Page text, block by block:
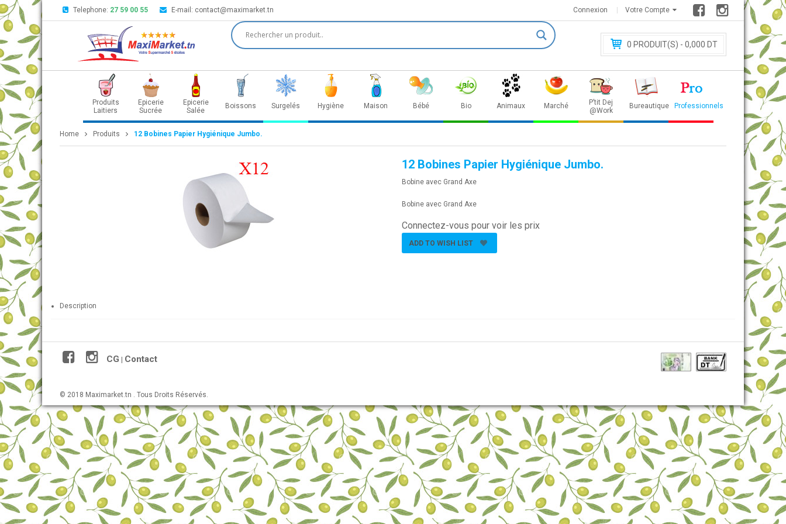
Telephone: 27 59 00 55 E-mail: contact@maximarket.tn Votre Compte
Connexion
0 PRODUIT(S) - 0,000 DT
Produits
Laitiers
Epicerie
Sucrée
Epicerie
Salée
Boissons Surgelés Hygiène Maison Bébé Bio Animaux Marché
P’tit Dej
@Work
Bureautique Professionnels
Home Produits 12 Bobines Papier Hygiénique Jumbo.
12 Bobines Papier Hygiénique Jumbo.
Bobine avec Grand Axe
Bobine avec Grand Axe
Connectez-vous pour voir les prix
ADD TO WISH LIST
Description
CG Contact
© 2018 Maximarket.tn . Tous Droits Réservés.